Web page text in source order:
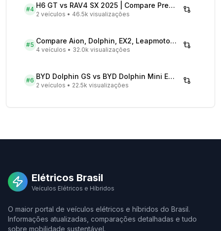
#4 H6 GT vs RAV4 SX 2025 | Compare Preços
2 veículos • 46.5k visualizações
#5 Compare Aion, Dolphin, EX2, Leapmotor 2026 | Veículos Elétricos
4 veículos • 32.0k visualizações
#6 BYD Dolphin GS vs BYD Dolphin Mini EV - Comparativo Completo
2 veículos • 22.5k visualizações
Elétricos Brasil
Veículos Elétricos e Híbridos
O maior portal de veículos elétricos e híbridos do Brasil.
Informações atualizadas, comparações detalhadas e tudo
sobre mobilidade sustentável.